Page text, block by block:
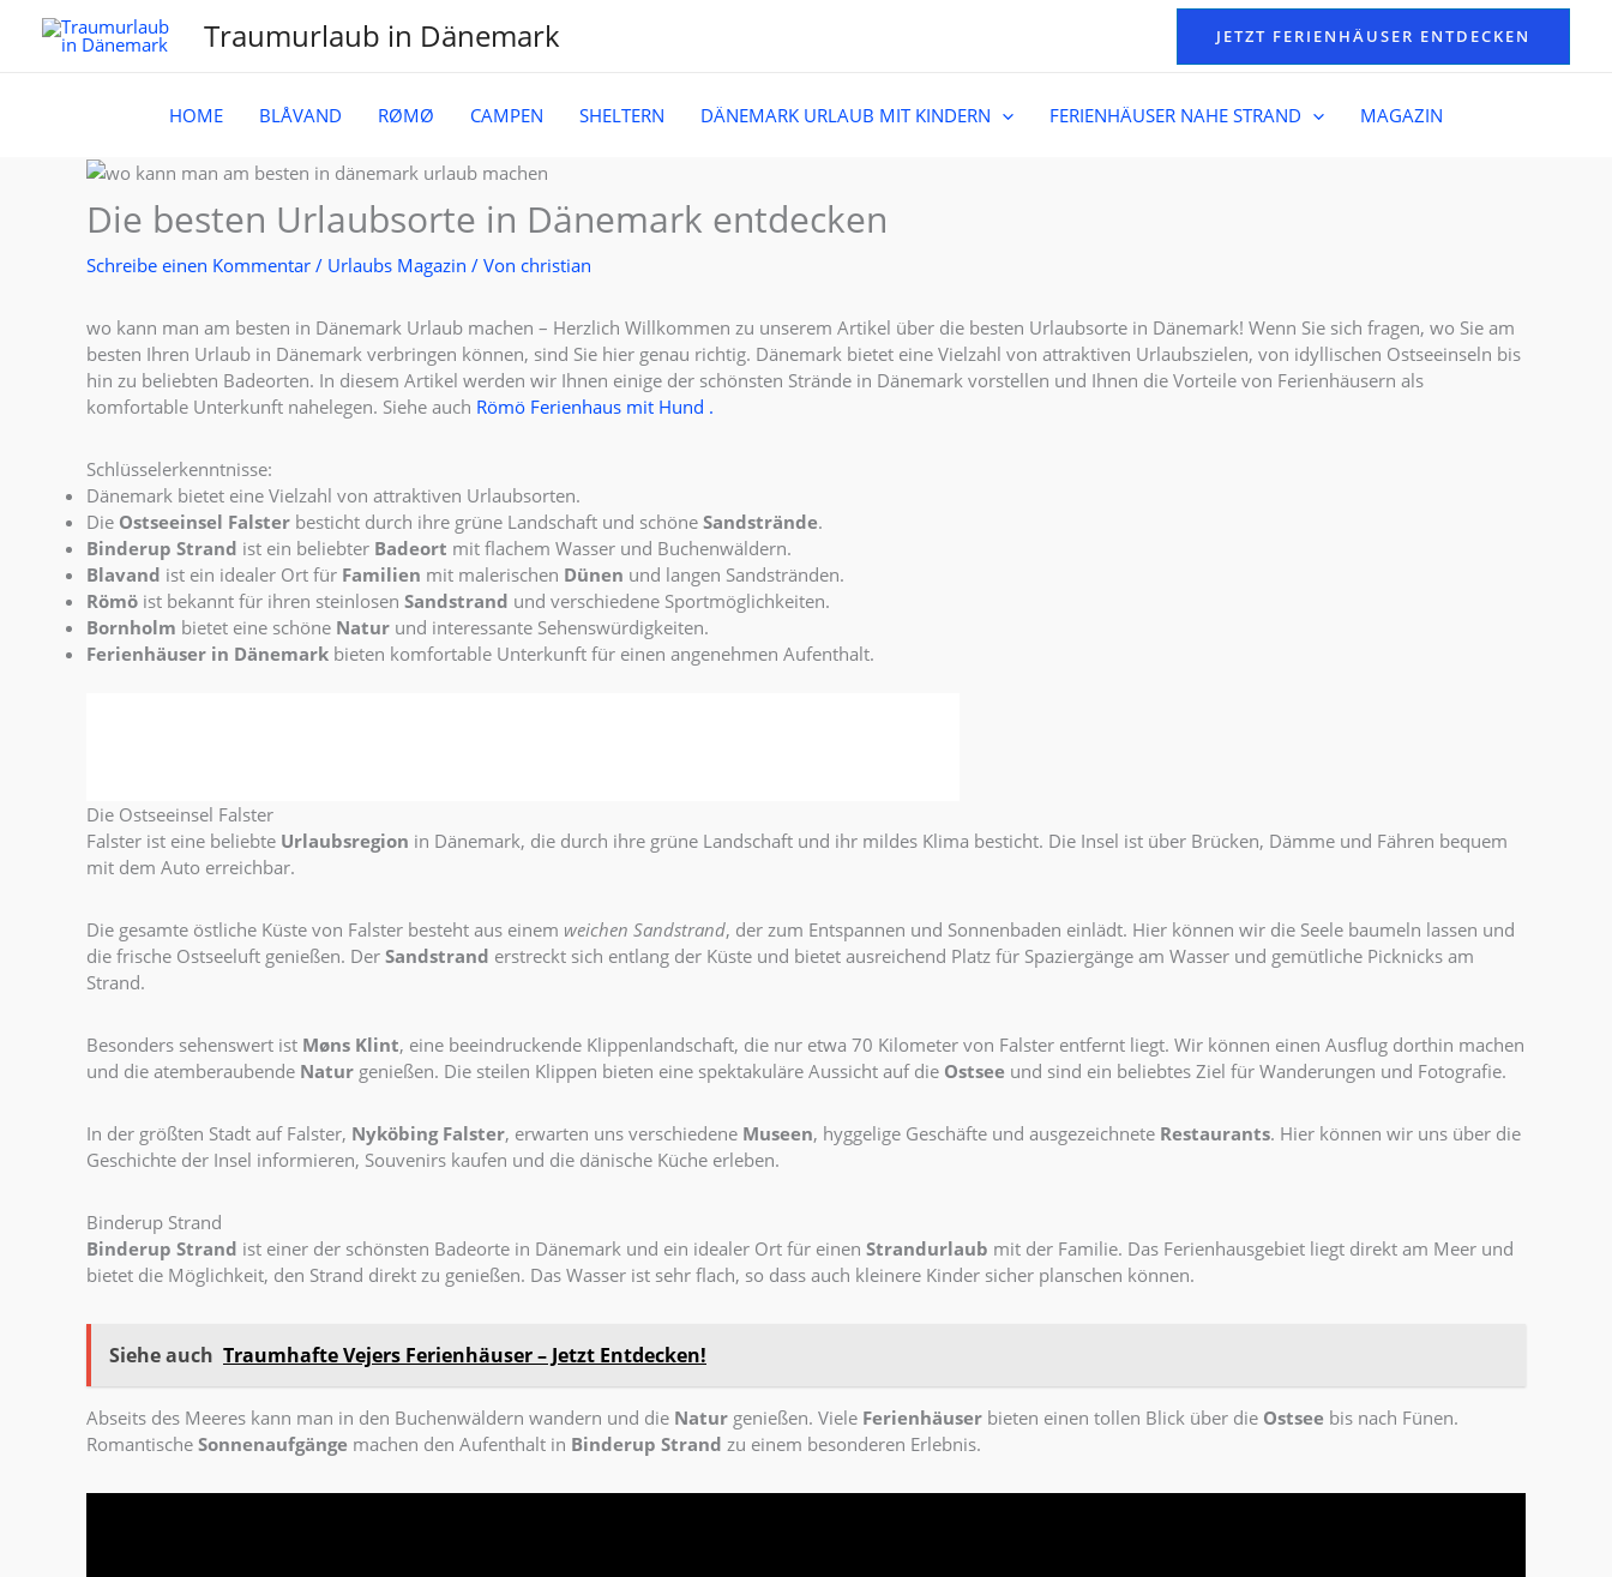
Inhalt
Traumurlaub in Dänemark JETZT FERIENHÄUSER ENTDECKEN
HOME BLÅVAND RØMØ CAMPEN SHELTERN DÄNEMARK URLAUB MIT KINDERN FERIENHÄUSER NAHE STRAND MAGAZIN
Die besten Urlaubsorte in Dänemark entdecken
Schreibe einen Kommentar / Urlaubs Magazin / Von christian
wo kann man am besten in Dänemark Urlaub machen – Herzlich Willkommen zu unserem Artikel über die besten Urlaubsorte in Dänemark! Wenn Sie sich fragen, wo Sie am
besten Ihren Urlaub in Dänemark verbringen können, sind Sie hier genau richtig. Dänemark bietet eine Vielzahl von attraktiven Urlaubszielen, von idyllischen Ostseeinseln bis
hin zu beliebten Badeorten. In diesem Artikel werden wir Ihnen einige der schönsten Strände in Dänemark vorstellen und Ihnen die Vorteile von Ferienhäusern als
komfortable Unterkunft nahelegen. Siehe auch Römö Ferienhaus mit Hund .
Schlüsselerkenntnisse:
Dänemark bietet eine Vielzahl von attraktiven Urlaubsorten.
Die Ostseeinsel Falster besticht durch ihre grüne Landschaft und schöne Sandstrände.
Binderup Strand ist ein beliebter Badeort mit flachem Wasser und Buchenwäldern.
Blavand ist ein idealer Ort für Familien mit malerischen Dünen und langen Sandstränden.
Römö ist bekannt für ihren steinlosen Sandstrand und verschiedene Sportmöglichkeiten.
Bornholm bietet eine schöne Natur und interessante Sehenswürdigkeiten.
Ferienhäuser in Dänemark bieten komfortable Unterkunft für einen angenehmen Aufenthalt.
Die Ostseeinsel Falster
Falster ist eine beliebte Urlaubsregion in Dänemark, die durch ihre grüne Landschaft und ihr mildes Klima besticht. Die Insel ist über Brücken, Dämme und Fähren bequem
mit dem Auto erreichbar.
Die gesamte östliche Küste von Falster besteht aus einem weichen Sandstrand, der zum Entspannen und Sonnenbaden einlädt. Hier können wir die Seele baumeln lassen und
die frische Ostseeluft genießen. Der Sandstrand erstreckt sich entlang der Küste und bietet ausreichend Platz für Spaziergänge am Wasser und gemütliche Picknicks am
Strand.
Besonders sehenswert ist Møns Klint, eine beeindruckende Klippenlandschaft, die nur etwa 70 Kilometer von Falster entfernt liegt. Wir können einen Ausflug dorthin machen
und die atemberaubende Natur genießen. Die steilen Klippen bieten eine spektakuläre Aussicht auf die Ostsee und sind ein beliebtes Ziel für Wanderungen und Fotografie.
In der größten Stadt auf Falster, Nyköbing Falster, erwarten uns verschiedene Museen, hyggelige Geschäfte und ausgezeichnete Restaurants. Hier können wir uns über die
Geschichte der Insel informieren, Souvenirs kaufen und die dänische Küche erleben.
Binderup Strand
Binderup Strand ist einer der schönsten Badeorte in Dänemark und ein idealer Ort für einen Strandurlaub mit der Familie. Das Ferienhausgebiet liegt direkt am Meer und
bietet die Möglichkeit, den Strand direkt zu genießen. Das Wasser ist sehr flach, so dass auch kleinere Kinder sicher planschen können.
Siehe auch Traumhafte Vejers Ferienhäuser – Jetzt Entdecken!
Abseits des Meeres kann man in den Buchenwäldern wandern und die Natur genießen. Viele Ferienhäuser bieten einen tollen Blick über die Ostsee bis nach Fünen.
Romantische Sonnenaufgänge machen den Aufenthalt in Binderup Strand zu einem besonderen Erlebnis.